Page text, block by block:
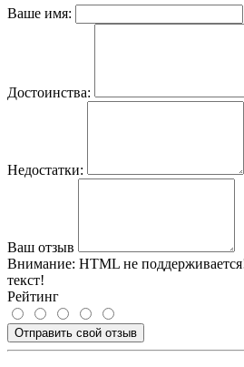
Ваше имя:
Достоинства:
Недостатки:
Ваш отзыв
Внимание: HTML не
текст!
Рейтинг
Отправить свой отзыв